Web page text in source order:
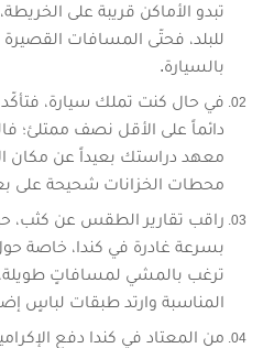
تبدو الأماكن قريبة على
للبلد، فحتّى المسافات
بالسيارة.
في حال كنت تملك سيارة،
دائماً على الأقل نصف ممتلئ؛
معهد دراستك بعيداً عن مكان
محطات الخزانات شحيحة على
راقب تقارير الطقس عن كثب،
بسرعة غادرة في كندا، خاصة
ترغب بالمشي لمسافاتٍ
المناسبة وارتد طبقات لباسٍ
من المعتاد في كندا دفع